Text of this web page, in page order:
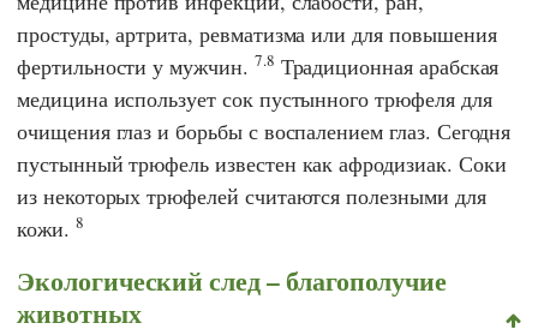
простуды, артрита, ревматизма или для повышения
фертильности у мужчин. 7.8 Традиционная арабская
медицина использует сок пустынного трюфеля для
очищения глаз и борьбы с воспалением глаз. Сегодня
пустынный трюфель известен как афродизиак. Соки
из некоторых трюфелей считаются полезными для
кожи. 8
Экологический след – благополучие
животных